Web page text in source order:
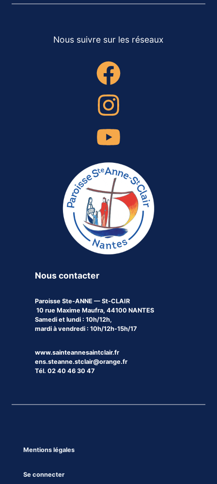
Nous suivre sur les réseaux
Nous contacter
Paroisse Ste-ANNE — St-CLAIR
10 rue Maxime Maufra, 44100 NANTES
Samedi et lundi : 10h/12h,
mardi à vendredi : 10h/12h-15h/17
www.sainteannesaintclair.fr
ens.steanne.stclair@orange.fr
Tél. 02 40 46 30 47
Mentions légales
Se connecter